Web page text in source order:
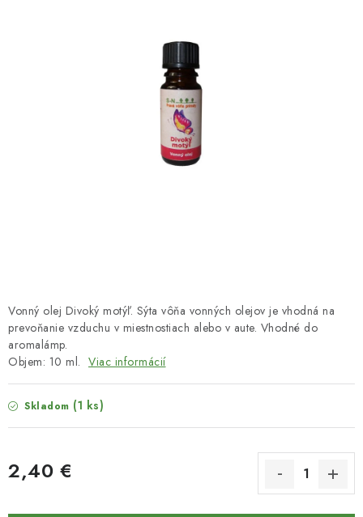
ZÁHRADKÁRSKE POTREBY
PRIESADY ZELENINY
Kontakty
Vonný olej Divoký motýľ. Sýta vôňa vonných olejov je vhodná na
prevoňanie vzduchu v miestnostiach alebo v aute. Vhodné do
aromalámp.
Objem: 10 ml. Viac informácií
Skladom (1 ks)
2,40 €